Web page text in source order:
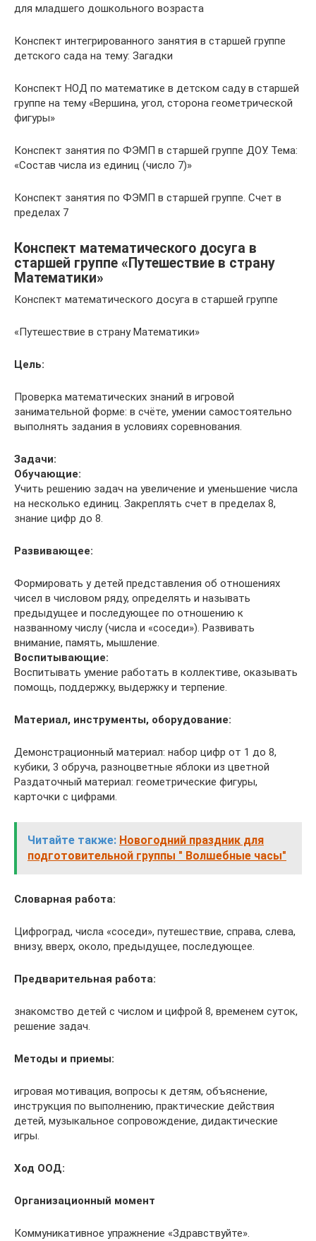
для младшего дошкольного возраста
Конспект интегрированного занятия в старшей группе
детского сада на тему: Загадки
Конспект НОД по математике в детском саду в старшей
группе на тему «Вершина, угол, сторона геометрической
фигуры»
Конспект занятия по ФЭМП в старшей группе ДОУ. Тема:
«Состав числа из единиц (число 7)»
Конспект занятия по ФЭМП в старшей группе. Счет в
пределах 7
Конспект математического досуга в
старшей группе «Путешествие в страну
Математики»
Конспект математического досуга в старшей группе
«Путешествие в страну Математики»
Цель:
Проверка математических знаний в игровой
занимательной форме: в счёте, умении самостоятельно
выполнять задания в условиях соревнования.
Задачи:
Обучающие:
Учить решению задач на увеличение и уменьшение числа
на несколько единиц. Закреплять счет в пределах 8,
знание цифр до 8.
Развивающее:
Формировать у детей представления об отношениях
чисел в числовом ряду, определять и называть
предыдущее и последующее по отношению к
названному числу (числа и «соседи»). Развивать
внимание, память, мышление.
Воспитывающие:
Воспитывать умение работать в коллективе, оказывать
помощь, поддержку, выдержку и терпение.
Материал, инструменты, оборудование:
Демонстрационный материал: набор цифр от 1 до 8,
кубики, 3 обруча, разноцветные яблоки из цветной
Раздаточный материал: геометрические фигуры,
карточки с цифрами.
Читайте также: Новогодний праздник для
подготовительной группы " Волшебные часы"
Словарная работа:
Цифроград, числа «соседи», путешествие, справа, слева,
внизу, вверх, около, предыдущее, последующее.
Предварительная работа:
знакомство детей с числом и цифрой 8, временем суток,
решение задач.
Методы и приемы:
игровая мотивация, вопросы к детям, объяснение,
инструкция по выполнению, практические действия
детей, музыкальное сопровождение, дидактические
игры.
Ход ООД:
Организационный момент
Коммуникативное упражнение «Здравствуйте».